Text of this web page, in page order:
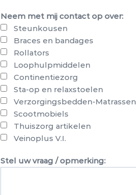
Neem met mij contact op over:
Steunkousen
Braces en bandages
Rollators
Loophulpmiddelen
Continentiezorg
Sta-op en relaxstoelen
Verzorgingsbedden-Matrassen
Scootmobiels
Thuiszorg artikelen
Veinoplus V.I.
Stel uw vraag / opmerking: